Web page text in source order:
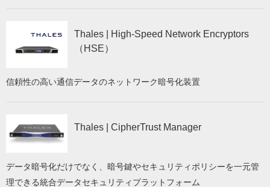
Thales | High-Speed Network Encryptors
（HSE）
信頼性の高い通信データのネットワーク暗号化装置
Thales | CipherTrust Manager
データ暗号化だけでなく、暗号鍵やセキュリティポリシーを一元管
理できる統合データセキュリティプラットフォーム